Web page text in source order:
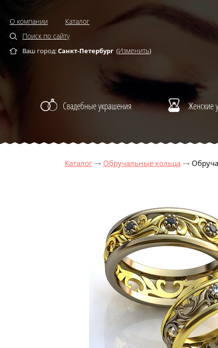
О компании
Каталог
Поиск по сайту
Ваш город:Санкт-Петербург (Изменить)
Свадебные украшения Женские
Каталог Обручальные кольца